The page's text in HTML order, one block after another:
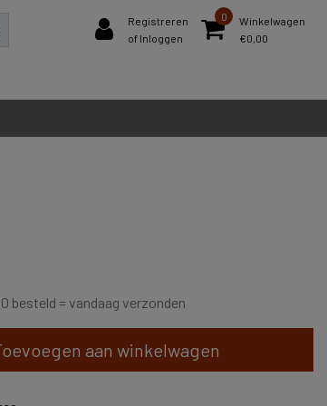
Registreren
of Inloggen
0
Winkelwagen
€0,00
besteld = vandaag verzonden
aan winkelwagen